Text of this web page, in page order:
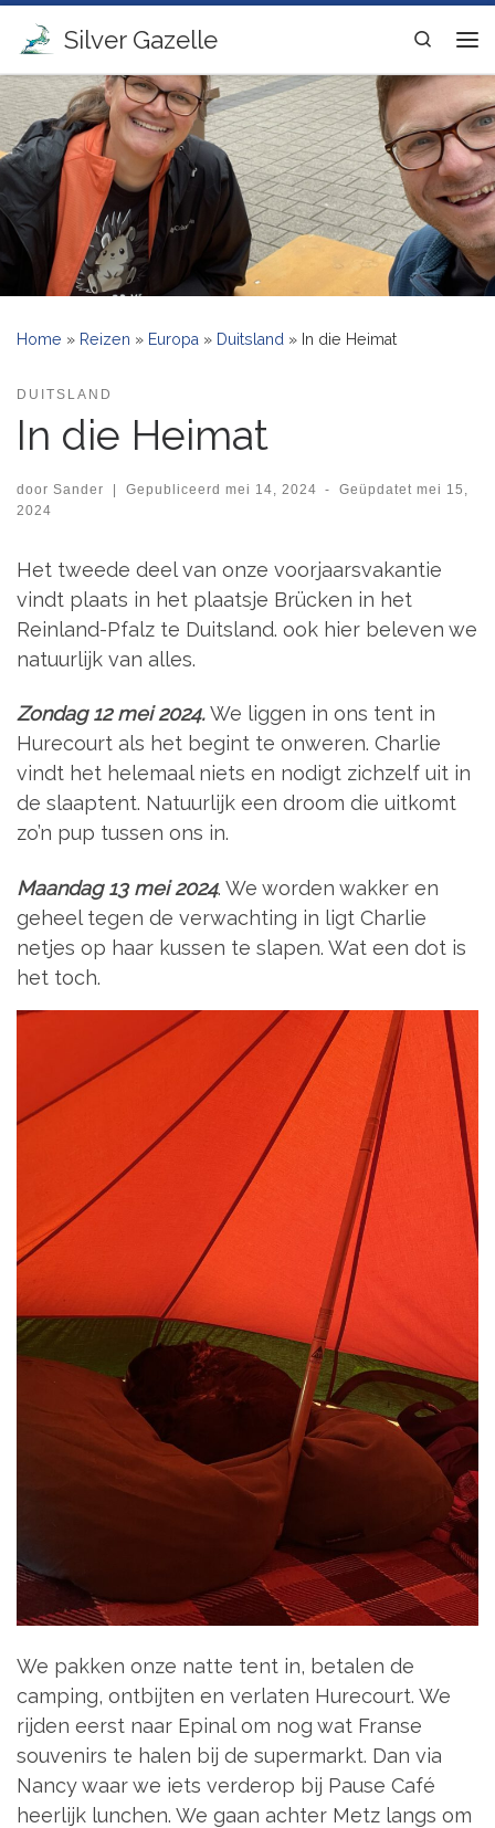
Ga naar inhoud
Silver Gazelle
Search
Home » Reizen » Europa » Duitsland » In die Heimat
DUITSLAND
In die Heimat
door Sander | Gepubliceerd mei 14, 2024 - Geüpdatetmei 15,
2024
Het tweede deel van onze voorjaarsvakantie
vindt plaats in het plaatsje Brücken in het
Reinland-Pfalz te Duitsland. ook hier beleven we
natuurlijk van alles.
Zondag 12 mei 2024.We liggen in ons tent in
Hurecourt als het begint te onweren. Charlie
vindt het helemaal niets en nodigt zichzelf uit in
de slaaptent. Natuurlijk een droom die uitkomt
zo’n pup tussen ons in.
Maandag 13 mei 2024. We worden wakker en
geheel tegen de verwachting in ligt Charlie
netjes op haar kussen te slapen. Wat een dot is
het toch.
We pakken onze natte tent in, betalen de
camping, ontbijten en verlaten Hurecourt. We
rijden eerst naar Epinal om nog wat Franse
souvenirs te halen bij de supermarkt. Dan via
Nancy waar we iets verderop bij Pause Café
heerlijk lunchen. We gaan achter Metz langs om